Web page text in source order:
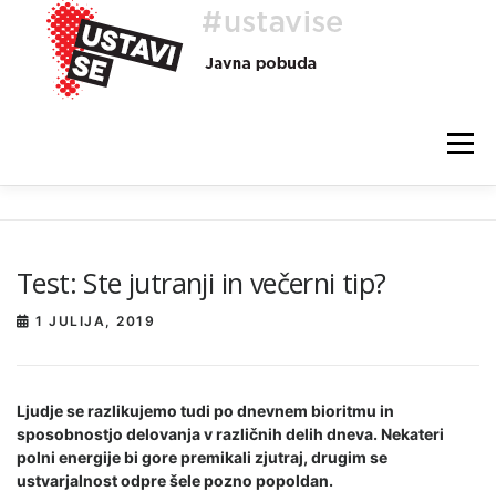
Preskoči
vsebino
Meni
Test: Ste jutranji in večerni tip?
1 JULIJA, 2019
Ljudje se razlikujemo tudi po dnevnem bioritmu in
sposobnostjo delovanja v različnih delih dneva. Nekateri
polni energije bi gore premikali zjutraj, drugim se
ustvarjalnost odpre šele pozno popoldan.